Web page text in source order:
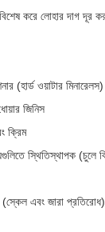
করে লোহার দাগ দূর
(হার্ড ওয়াটার মিনারেলস)
জিনিস
ক্রিম
স্থিতিস্থাপক (চুলে
(স্কেল এবং জারা প্রতিরোধ)